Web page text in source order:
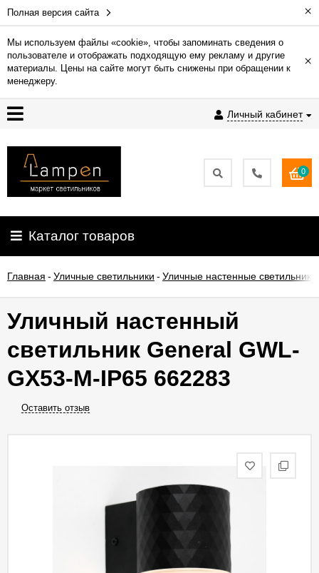
Полная версия сайта ×
Мы используем файлы «cookie», чтобы запоминать сведения о
пользователе и отображать подходящую ему рекламу и другие
материалы. Цены на сайте могут быть снижены при обращении к
менеджеру.
×
Личный кабинет
Гарантия
Доставка
и
Контакты
освещения
О
0
Каталог товаров
Главная - Уличные светильники - Уличные настенные светильники
Уличный настенный
светильник General GWL-
GX53-M-IP65 662283
Оставить отзыв